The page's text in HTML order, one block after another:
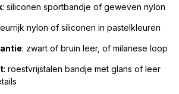
: siliconen sportbandje of geweven nylon
nylon of siliconen in pastelkleuren
: zwart of bruin leer, of milanese loop
: roestvrijstalen bandje met glans of leer